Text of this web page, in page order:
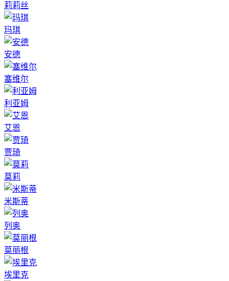
莉莉丝
玛琪
安德
塞维尔
利亚姆
艾恩
贾琦
莫莉
米斯蒂
列奥
莫丽根
埃里克